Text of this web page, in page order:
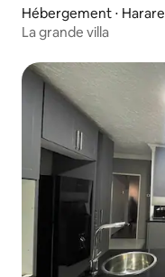
Hébergement ⋅ Harare
La grande villa